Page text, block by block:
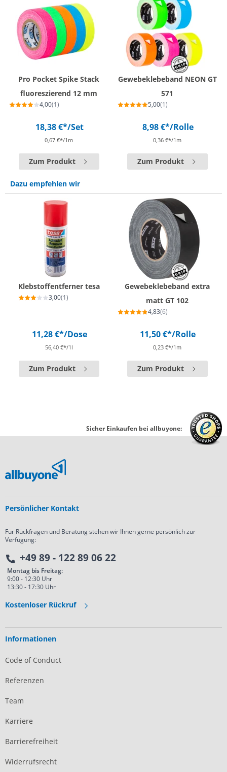
Pro Pocket Spike Stack
fluoreszierend 12 mm
4,00(1)
18,38 €*/Set
0,67 €*/1m
Zum Produkt
Gewebeklebeband NEON GT
571
5,00(1)
8,98 €*/Rolle
0,36 €*/1m
Zum Produkt
Dazu empfehlen wir
Klebstoffentferner tesa
3,00(1)
11,28 €*/Dose
56,40 €*/1l
Zum Produkt
Gewebeklebeband extra
matt GT 102
4,83(6)
11,50 €*/Rolle
0,23 €*/1m
Zum Produkt
Sicher Einkaufen bei allbuyone:
Persönlicher Kontakt
Für Rückfragen und Beratung stehen wir Ihnen gerne persönlich zur
Verfügung:
+49 89 - 122 89 06 22
Montag bis Freitag:
9:00 - 12:30 Uhr
13:30 - 17:30 Uhr
Kostenloser Rückruf
Informationen
Code of Conduct
Referenzen
Team
Karriere
Barrierefreiheit
Widerrufsrecht